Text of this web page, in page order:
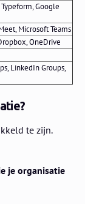
Google
Microsoft Teams
OneDrive
LinkedIn Groups,
te zijn.
je organisatie